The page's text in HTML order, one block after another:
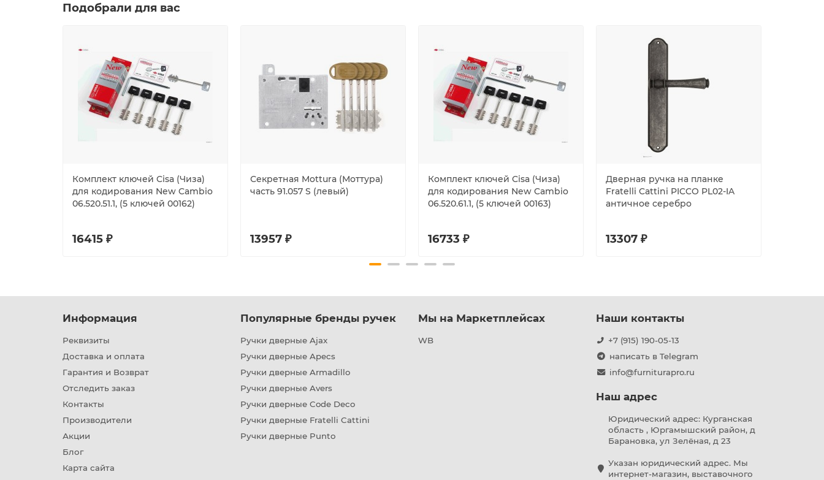
Подобрали для вас
Комплект ключей Cisa (Чиза)
для кодирования New Cambio
06.520.51.1, (5 ключей 00162)
16415 ₽
Секретная Mottura (Моттура)
часть 91.057 S (левый)
13957 ₽
Комплект ключей Cisa (Чиза)
для кодирования New Cambio
06.520.61.1, (5 ключей 00163)
16733 ₽
Дверная ручка на планке
Fratelli Cattini PICCO PL02-IA
античное серебро
13307 ₽
Информация
Реквизиты
Доставка и оплата
Гарантия и Возврат
Отследить заказ
Контакты
Производители
Акции
Блог
Карта сайта
Популярные бренды ручек
Ручки дверные Ajax
Ручки дверные Apecs
Ручки дверные Armadillo
Ручки дверные Avers
Ручки дверные Code Deco
Ручки дверные Fratelli Cattini
Ручки дверные Punto
Мы на Маркетплейсах
WB
Наши контакты
+7 (915) 190-05-13
написать в Telegram
info@furniturapro.ru
Наш адрес
Юридический адрес: Курганская
область , Юргамышский район, д
Барановка, ул Зелёная, д 23
Указан юридический адрес. Мы
интернет-магазин, выставочного